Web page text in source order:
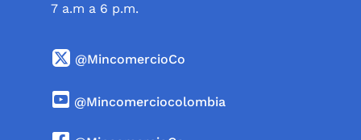
7 a.m a 6 p.m.
@MincomercioCo
@Mincomerciocolombia